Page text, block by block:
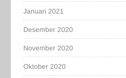
Januari 2021
Desember 2020
November 2020
Oktober 2020